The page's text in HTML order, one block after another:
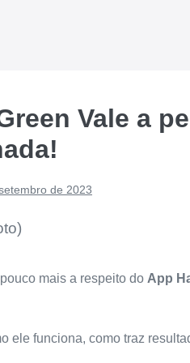
Vale a
de 2023
mais a respeito do App
ele funciona, como traz